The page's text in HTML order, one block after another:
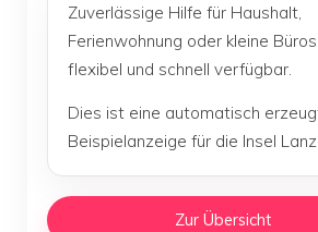
Zuverlässige Hilfe für Haushalt,
Ferienwohnung oder kleine
flexibel und schnell verfügbar.
Dies ist eine automatisch
Beispielanzeige für die Insel
Zur Übersicht